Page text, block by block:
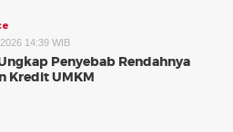
14:39 WIB
Penyebab Rendahnya
Kredit UMKM